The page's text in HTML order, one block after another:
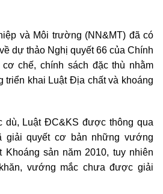
và Môi trường (NN&MT) đã có
dự thảo Nghị quyết 66 của Chính
chế, chính sách đặc thù nhằm
triển khai Luật Địa chất và khoáng
dù, Luật ĐC&KS được thông qua
giải quyết cơ bản những vướng
Khoáng sản năm 2010, tuy nhiên
vướng mắc chưa được giải